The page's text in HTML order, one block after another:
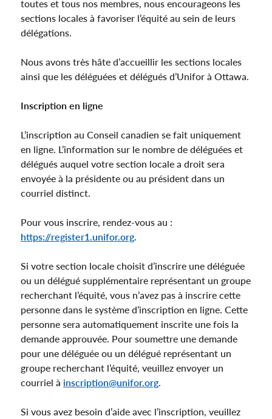
toutes et tous nos membres, nous encourageons les
sections locales à favoriser l’équité au sein de leurs
délégations.
Nous avons très hâte d’accueillir les sections locales
ainsi que les déléguées et délégués d’Unifor à Ottawa.
Inscription en ligne
L’inscription au Conseil canadien se fait uniquement
en ligne. L’information sur le nombre de déléguées et
délégués auquel votre section locale a droit sera
envoyée à la présidente ou au président dans un
courriel distinct.
Pour vous inscrire, rendez-vous au :
https://register1.unifor.org.
Si votre section locale choisit d’inscrire une déléguée
ou un délégué supplémentaire représentant un groupe
recherchant l’équité, vous n’avez pas à inscrire cette
personne dans le système d’inscription en ligne. Cette
personne sera automatiquement inscrite une fois la
demande approuvée. Pour soumettre une demande
pour une déléguée ou un délégué représentant un
groupe recherchant l’équité, veuillez envoyer un
courriel à inscription@unifor.org.
Si vous avez besoin d’aide avec l’inscription, veuillez